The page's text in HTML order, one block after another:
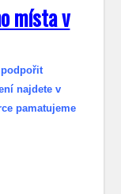
místa v
podpořit
najdete v
pamatujeme